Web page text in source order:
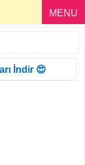
MENU
İndir 😍